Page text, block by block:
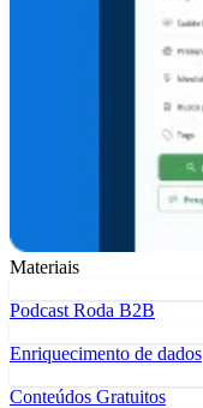
Materiais
Podcast Roda B2B
Enriquecimento de dados
Conteúdos Gratuitos